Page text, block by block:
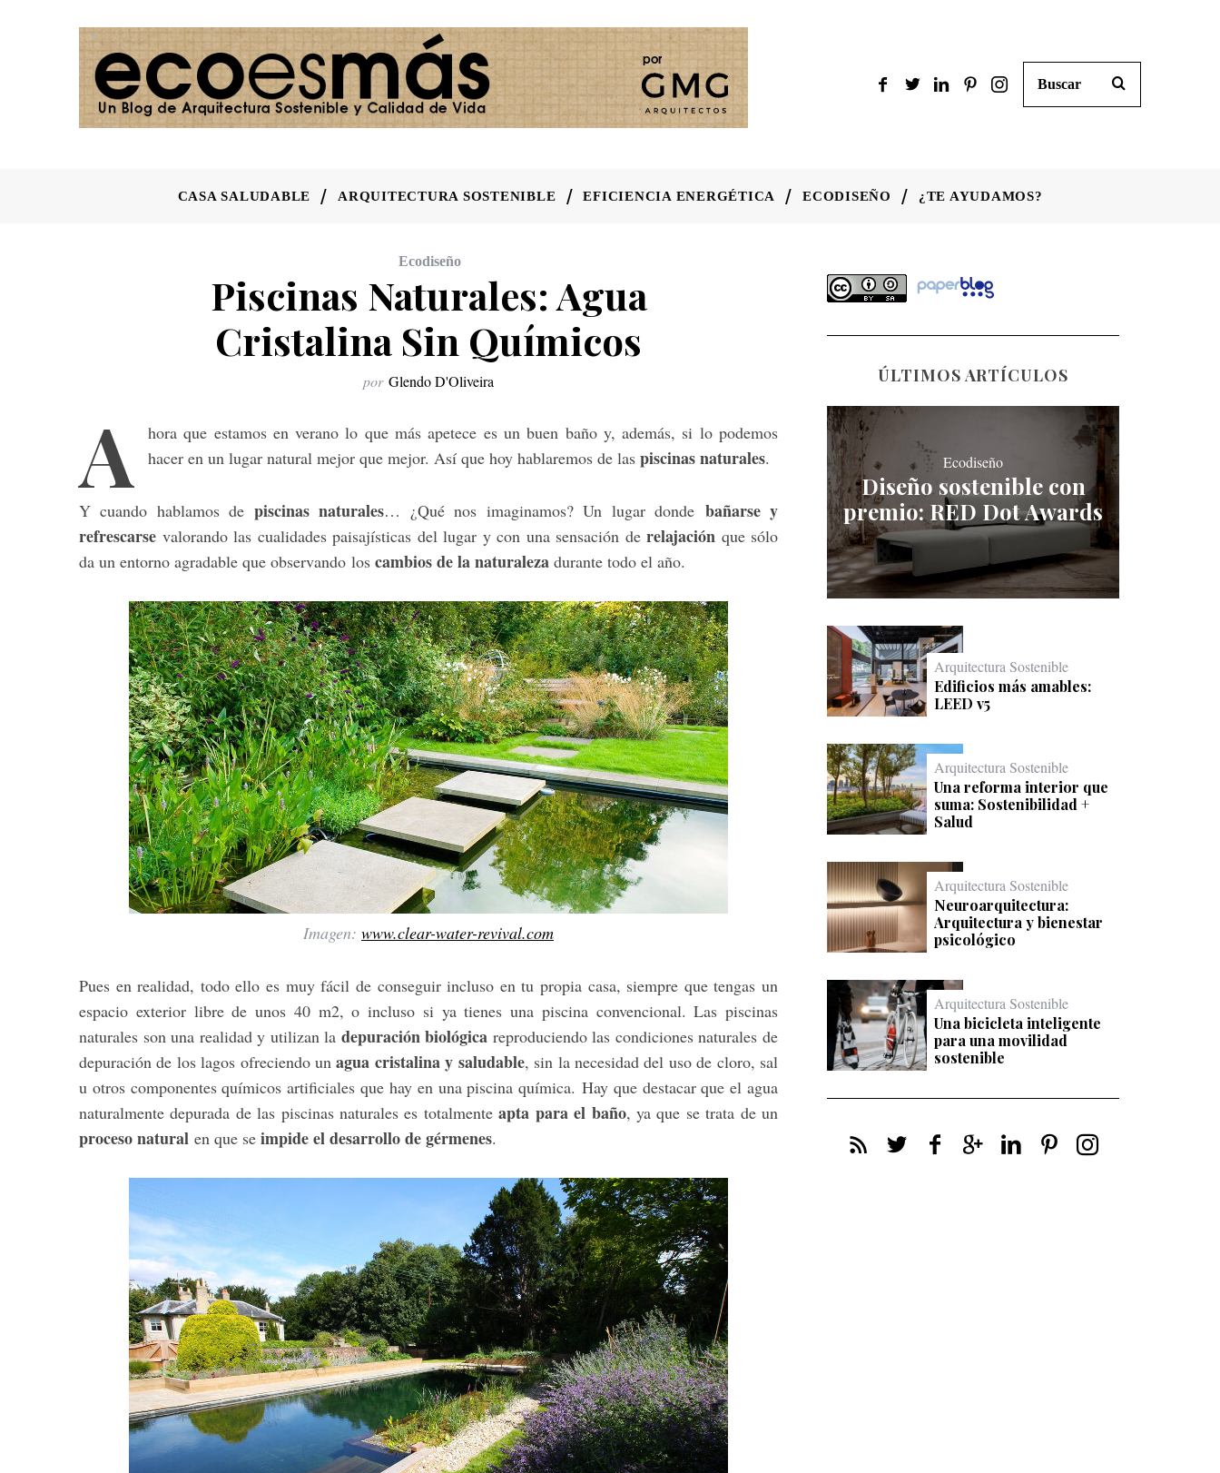
CASA SALUDABLE ARQUITECTURA SOSTENIBLE EFICIENCIA ENERGÉTICA ECODISEÑO ¿TE AYUDAMOS?
Ecodiseño
Piscinas Naturales: Agua
Cristalina Sin Químicos
por Glendo D'Oliveira
A
hora que estamos en verano lo que más apetece es un buen baño y, además, si lo podemos
hacer en un lugar natural mejor que mejor. Así que hoy hablaremos de las piscinas naturales.
Y cuando hablamos de piscinas naturales… ¿Qué nos imaginamos? Un lugar donde bañarse y
refrescarse valorando las cualidades paisajísticas del lugar y con una sensación de relajación que sólo
da un entorno agradable que observando los cambios de la naturaleza durante todo el año.
Imagen: www.clear-water-revival.com
Pues en realidad, todo ello es muy fácil de conseguir incluso en tu propia casa, siempre que tengas un
espacio exterior libre de unos 40 m2, o incluso si ya tienes una piscina convencional. Las piscinas
naturales son una realidad y utilizan la depuración biológica reproduciendo las condiciones naturales de
depuración de los lagos ofreciendo unagua cristalina y saludable, sin la necesidad del uso de cloro, sal
u otros componentes químicos artificiales que hay en una piscina química. Hay que destacar que el agua
naturalmente depurada de las piscinas naturales es totalmenteapta para el baño, ya que se trata de un
proceso natural en que se impide el desarrollo de gérmenes.
ÚLTIMOS ARTÍCULOS
Ecodiseño
Diseño sostenible con
premio: RED Dot Awards
Arquitectura Sostenible
Edificios más amables:
LEED v5
Arquitectura Sostenible
Una reforma interior que
suma: Sostenibilidad +
Salud
Arquitectura Sostenible
Neuroarquitectura:
Arquitectura y bienestar
psicológico
Arquitectura Sostenible
Una bicicleta inteligente
para una movilidad
sostenible